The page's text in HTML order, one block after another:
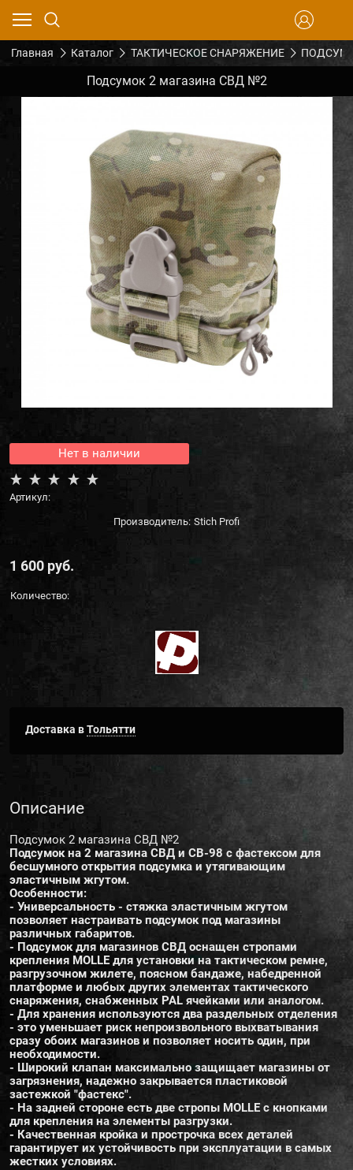
Главная Каталог ТАКТИЧЕСКОЕ СНАРЯЖЕНИЕ
Подсумок 2 магазина СВД №2
Нет в наличии
Артикул:
Производитель: Stich Profi
1 600 руб.
Количество:
Доставка вТольятти
Описание
Подсумок 2 магазина СВД №2
Подсумок на 2 магазина СВД и СВ-98 с фастексом для
бесшумного открытия подсумка и утягивающим
эластичным жгутом.
Особенности:
- Универсальность - стяжка эластичным жгутом
позволяет настраивать подсумок под магазины
различных габаритов.
- Подсумок для магазинов СВД оснащен стропами
крепления MOLLE для установки на тактическом ремне,
разгрузочном жилете, поясном бандаже, набедренной
платформе и любых других элементах тактического
снаряжения, снабженных PAL ячейками или аналогом.
- Для хранения используются два раздельных отделения
- это уменьшает риск непроизвольного выхватывания
сразу обоих магазинов и позволяет носить один, при
необходимости.
- Широкий клапан максимально защищает магазины от
загрязнения, надежно закрывается пластиковой
застежкой "фастекс".
- На задней стороне есть две стропы MOLLE с кнопками
для крепления на элементы разгрузки.
- Качественная кройка и прострочка всех деталей
гарантирует их устойчивость при эксплуатации в самых
жестких условиях.